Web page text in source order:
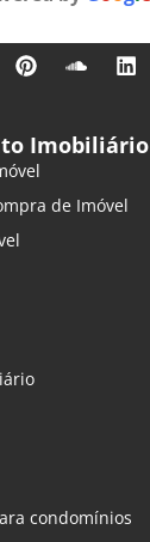
Imobiliário
de Imóvel
condomínios